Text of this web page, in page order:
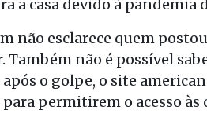
a casa devido à pandemia
não esclarece quem
Também não é possível
o golpe, o site
permitirem o acesso às